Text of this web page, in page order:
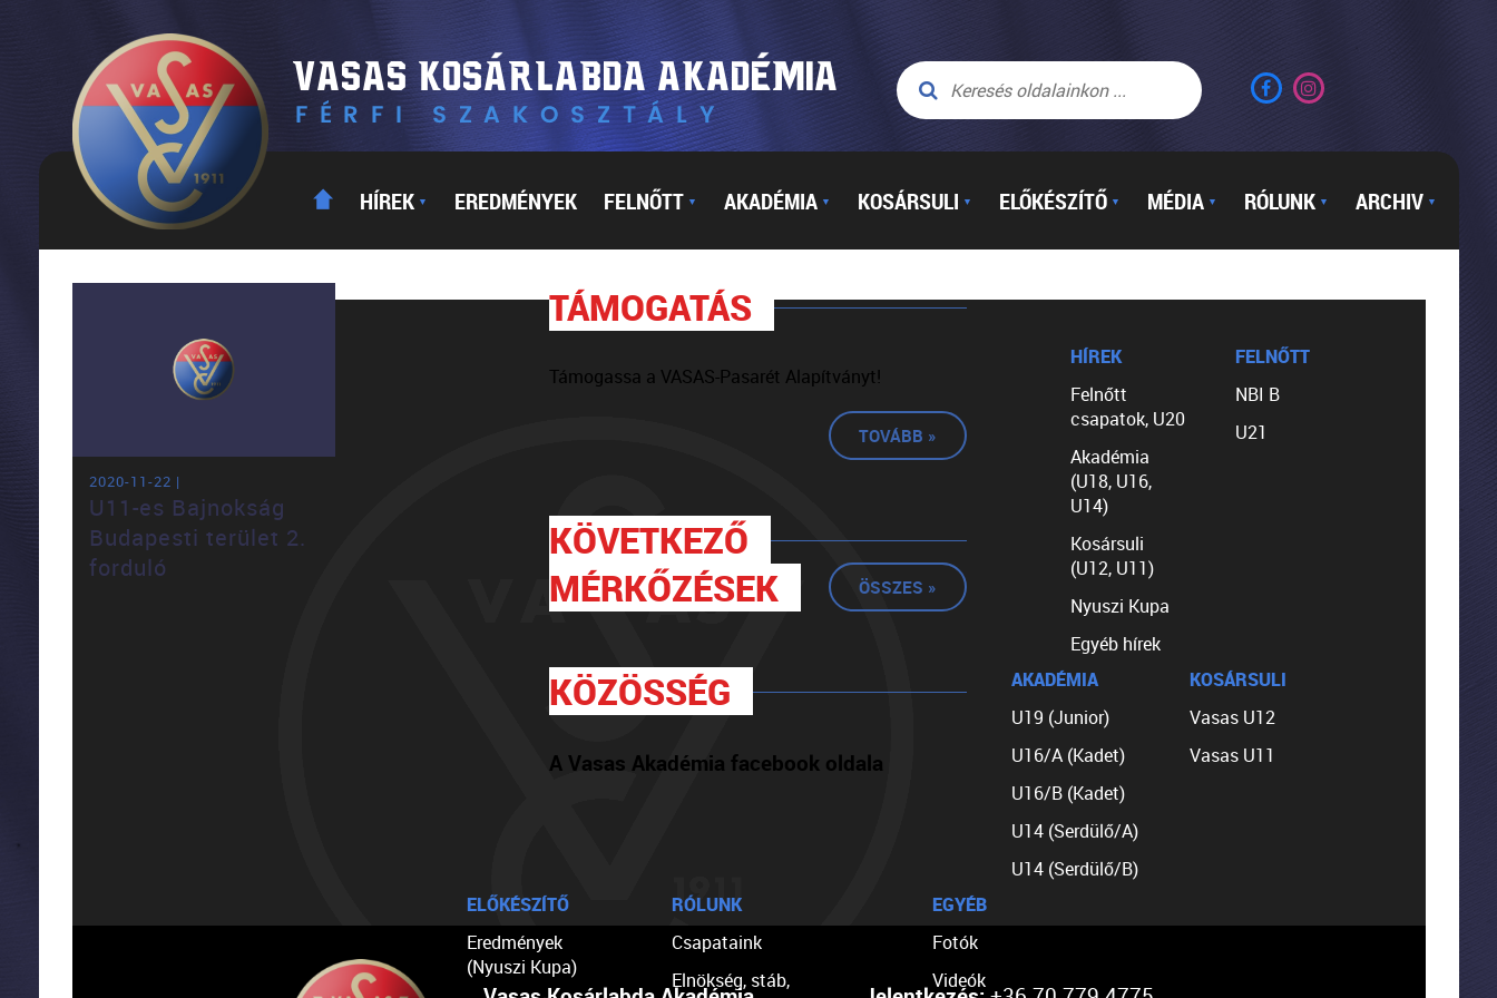
HÍREK ▼ EREDMÉNYEK FELNŐTT ▼ AKADÉMIA ▼ KOSÁRSULI ▼ ELŐKÉSZÍTŐ ▼ MÉDIA ▼ RÓLUNK ▼ ARCHIV ▼
2020-11-22 |
U11-es Bajnokság
Budapesti terület 2.
forduló
TÁMOGATÁS
Támogassa a VASAS-Pasarét Alapítványt!
TOVÁBB »
KÖVETKEZŐ
MÉRKŐZÉSEK
ÖSSZES »
KÖZÖSSÉG
A Vasas Akadémia facebook oldala
HÍREK
Felnőtt
csapatok, U20
Akadémia
(U18, U16,
U14)
Kosársuli
(U12, U11)
Nyuszi Kupa
Egyéb hírek
FELNŐTT
NBI B
U21
AKADÉMIA
U19 (Junior)
U16/A (Kadet)
U16/B (Kadet)
U14 (Serdülő/A)
U14 (Serdülő/B)
KOSÁRSULI
Vasas U12
Vasas U11
ELŐKÉSZÍTŐ
Eredmények
(Nyuszi Kupa)
RÓLUNK
Csapataink
Elnökség, stáb,
EGYÉB
Fotók
Videók